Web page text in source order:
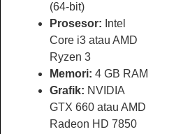
(64-bit)
Prosesor: Intel
Core i3 atau AMD
Ryzen 3
Memori: 4 GB RAM
Grafik: NVIDIA
GTX 660 atau AMD
Radeon HD 7850